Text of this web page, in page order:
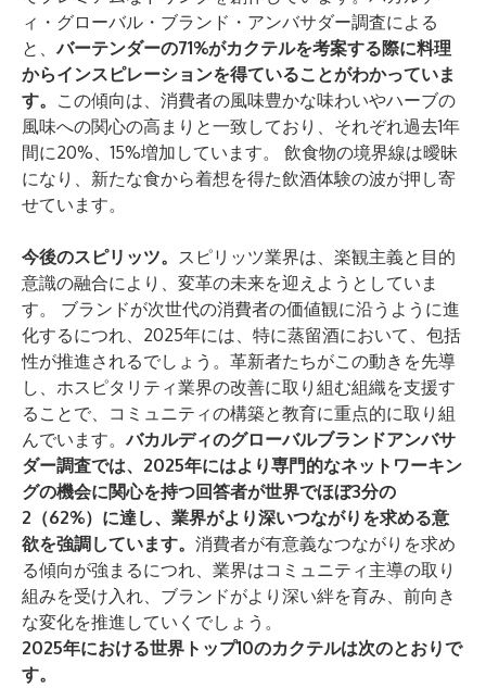
ィ・グローバル・ブランド・アンバサダー調査による
と、バーテンダーの71%がカクテルを考案する際に料理
からインスピレーションを得ていることがわかっていま
す。 この傾向は、消費者の風味豊かな味わいやハーブの
風味への関心の高まりと一致しており、それぞれ過去1年
間に20%、15%増加しています。 飲食物の境界線は曖昧
になり、新たな食から着想を得た飲酒体験の波が押し寄
せています。
今後のスピリッツ。 スピリッツ業界は、楽観主義と目的
意識の融合により、変革の未来を迎えようとしていま
す。 ブランドが次世代の消費者の価値観に沿うように進
化するにつれ、2025年には、特に蒸留酒において、包括
性が推進されるでしょう。革新者たちがこの動きを先導
し、ホスピタリティ業界の改善に取り組む組織を支援す
ることで、コミュニティの構築と教育に重点的に取り組
んでいます。バカルディのグローバルブランドアンバサ
ダー調査では、2025年にはより専門的なネットワーキン
グの機会に関心を持つ回答者が世界でほぼ3分の
2（62%）に達し、業界がより深いつながりを求める意
欲を強調しています。 消費者が有意義なつながりを求め
る傾向が強まるにつれ、業界はコミュニティ主導の取り
組みを受け入れ、ブランドがより深い絆を育み、前向き
な変化を推進していくでしょう。
2025年における世界トップ10のカクテルは次のとおりで
す。